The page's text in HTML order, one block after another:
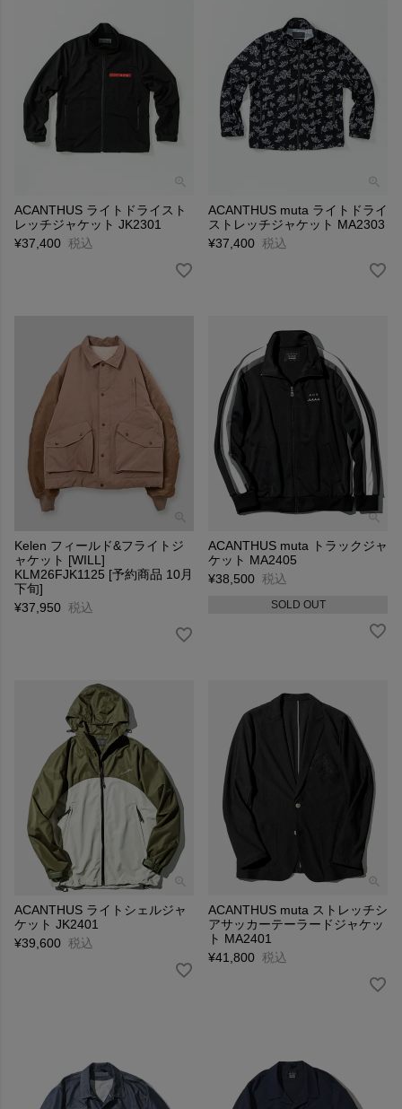
ACANTHUS ライトドライスト
レッチジャケット JK2301
¥37,400 税込
ACANTHUS muta ライトドライ
ストレッチジャケット MA2303
¥37,400 税込
Kelen フィールド&フライトジ
ャケット [WILL]
KLM26FJK1125 [予約商品 10月
下旬]
¥37,950 税込
ACANTHUS muta トラックジャ
ケット MA2405
¥38,500 税込
SOLD OUT
ACANTHUS ライトシェルジャ
ケット JK2401
¥39,600 税込
ACANTHUS muta ストレッチシ
アサッカーテーラードジャケッ
ト MA2401
¥41,800 税込